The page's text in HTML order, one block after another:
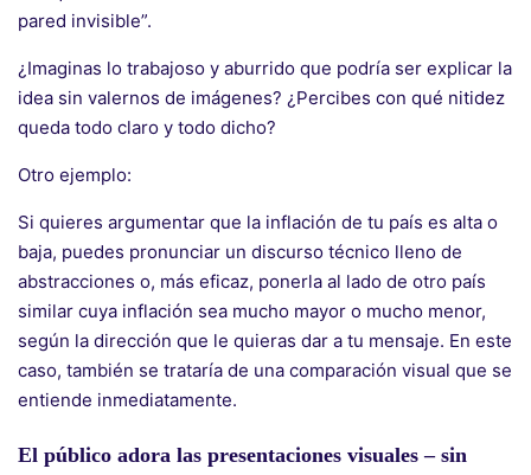
pared invisible”.
¿Imaginas lo trabajoso y aburrido que podría ser explicar la
idea sin valernos de imágenes? ¿Percibes con qué nitidez
queda todo claro y todo dicho?
Otro ejemplo:
Si quieres argumentar que la inflación de tu país es alta o
baja, puedes pronunciar un discurso técnico lleno de
abstracciones o, más eficaz, ponerla al lado de otro país
similar cuya inflación sea mucho mayor o mucho menor,
según la dirección que le quieras dar a tu mensaje. En este
caso, también se trataría de una comparación visual que se
entiende inmediatamente.
El público adora las presentaciones visuales – sin